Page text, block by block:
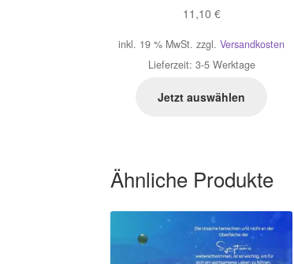
11,10 €
inkl. 19 % MwSt. zzgl.Versandkosten
Lieferzeit: 3-5 Werktage
Jetzt auswählen
Ähnliche Produkte